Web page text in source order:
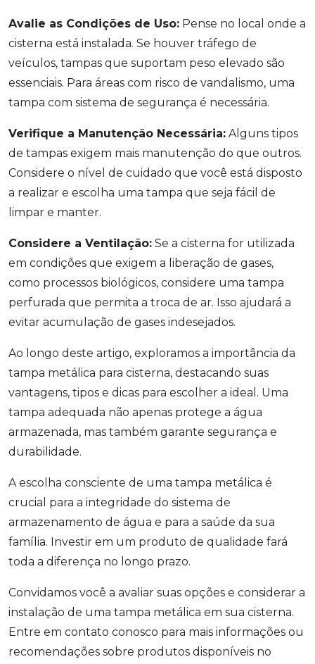
Avalie as Condições de Uso: Pense no local onde a
cisterna está instalada. Se houver tráfego de
veículos, tampas que suportam peso elevado são
essenciais. Para áreas com risco de vandalismo, uma
tampa com sistema de segurança é necessária.
Verifique a Manutenção Necessária: Alguns tipos
de tampas exigem mais manutenção do que outros.
Considere o nível de cuidado que você está disposto
a realizar e escolha uma tampa que seja fácil de
limpar e manter.
Considere a Ventilação: Se a cisterna for utilizada
em condições que exigem a liberação de gases,
como processos biológicos, considere uma tampa
perfurada que permita a troca de ar. Isso ajudará a
evitar acumulação de gases indesejados.
Ao longo deste artigo, exploramos a importância da
tampa metálica para cisterna, destacando suas
vantagens, tipos e dicas para escolher a ideal. Uma
tampa adequada não apenas protege a água
armazenada, mas também garante segurança e
durabilidade.
A escolha consciente de uma tampa metálica é
crucial para a integridade do sistema de
armazenamento de água e para a saúde da sua
família. Investir em um produto de qualidade fará
toda a diferença no longo prazo.
Convidamos você a avaliar suas opções e considerar a
instalação de uma tampa metálica em sua cisterna.
Entre em contato conosco para mais informações ou
recomendações sobre produtos disponíveis no